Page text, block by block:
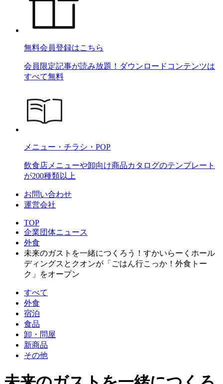
無料会員登録はこちら
会員限定記事が読み放題！ダウンロードコンテンツは
すべて無料
メニュー・チラシ・POP
飲食店メニューや卸向け商品カタログのテンプレート
が200種類以上
お問い合わせ
運営会社
TOP
企業団体ニュース
外食
未来のガストを一緒につくろう！すかいらーくホール
ディングスとクオンが「ごはん行こっか！外食トー
ク」をオープン
すべて
外食
宿泊
食品
卸・問屋
新商品
その他